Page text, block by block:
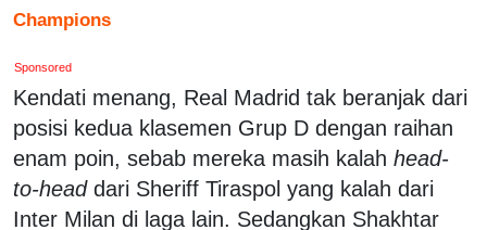
Champions
Sponsored
Kendati menang, Real Madrid tak beranjak dari
posisi kedua klasemen Grup D dengan raihan
enam poin, sebab mereka masih kalah head-
to-headdari Sheriff Tiraspol yang kalah dari
Inter Milan di laga lain. Sedangkan Shakhtar